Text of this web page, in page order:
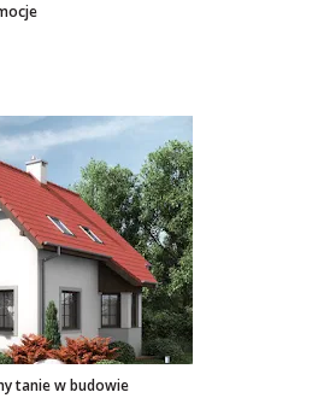
tanie w budowie